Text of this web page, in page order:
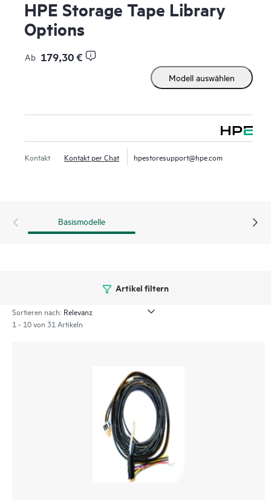
HPE Storage Tape Library
Options
Ab 179,30 €
Modell auswählen
Kontakt Kontakt per Chat hpestoresupport@hpe.com
Basismodelle
Artikel filtern
Sortieren nach:
1 - 10 von 31 Artikeln